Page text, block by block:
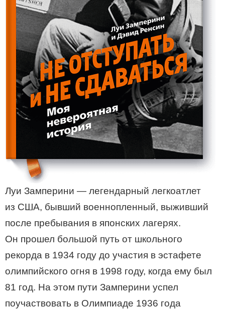
Луи Замперини — легендарный легкоатлет
из США, бывший военнопленный, выживший
после пребывания в японских лагерях.
Он прошел большой путь от школьного
рекорда в 1934 году до участия в эстафете
олимпийского огня в 1998 году, когда ему был
81 год. На этом пути Замперини успел
поучаствовать в Олимпиаде 1936 года